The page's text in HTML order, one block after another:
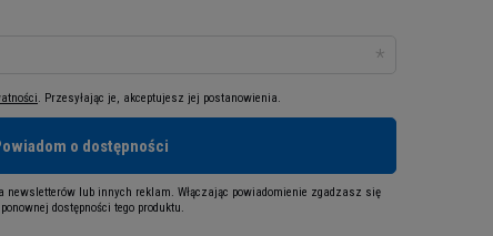
. Przesyłając je, akceptujesz jej postanowienia.
o dostępności
newsletterów lub innych reklam. Włączając powiadomienie zgadzasz się
dostępności tego produktu.